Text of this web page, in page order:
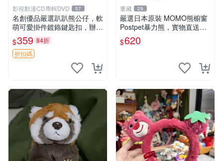
影視動漫CD專輯DVD 57
名創優品嚴選趴趴熊公仔，軟
萌可愛掛件鍍鉻鍵匙扣，辦公
放松好選擇 趴趴熊 鍍鉻鍵匙
扣 萬用掛件
$359 84折
折扣碼
董藏 29
嚴選日本原裝 MOMO熊櫥窗
Postpet暴力熊，實物直送新
臺灣。MOMO熊 暴力熊 熊貓
櫥窗
$620